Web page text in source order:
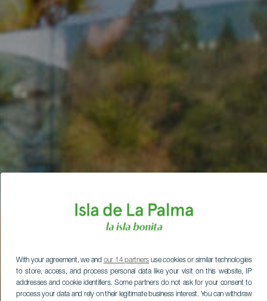
With your agreement, we and our 14 partners use cookies or similar technologies
to store, access, and process personal data like your visit on this website, IP
addresses and cookie identifiers. Some partners do not ask for your consent to
process your data and rely on their legitimate business interest. You can withdraw